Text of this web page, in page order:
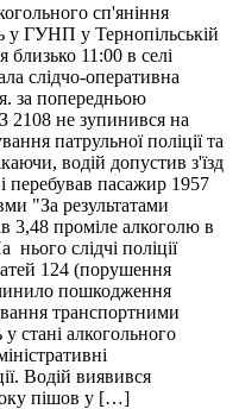
сп'яніння
ГУНП у Тернопільській
близько 11:00 в селі
слідчо-оперативна
за попередньою
2108 не зупинився на
патрульної поліції та
водій допустив з'їзд
перебував пасажир 1957
"За результатами
3,48 проміле алкоголю в
слідчі поліції
124 (порушення
пошкодження
транспортними
стані алкогольного
Водій виявився
пішов у […]